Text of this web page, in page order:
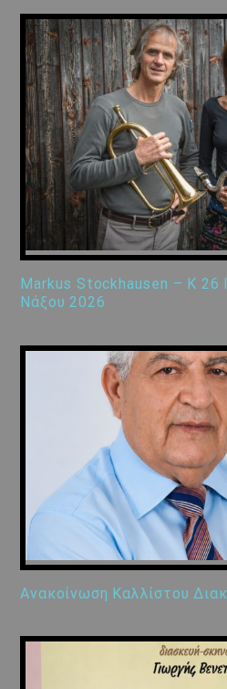
Markus Stockhausen – K 26
Νάξου 2026
Ανακοίνωση Καλλίστου